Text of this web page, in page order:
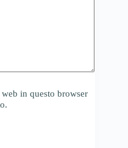
in questo browser